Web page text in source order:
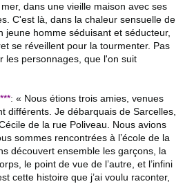
dans une vieille maison avec ses
C'est là, dans la chaleur sensuelle de
jeune homme séduisant et séducteur,
se réveillent pour la tourmenter. Pas
les personnages, que l'on suit
: « Nous étions trois amies, venues
différents. Je débarquais de Sarcelles,
de la rue Poliveau. Nous avions
sommes rencontrées à l’école de la
découvert ensemble les garçons, la
le point de vue de l’autre, et l’infini
cette histoire que j’ai voulu raconter,